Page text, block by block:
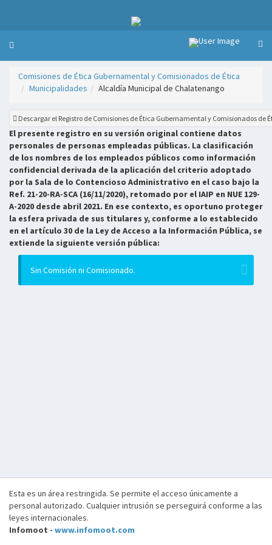
Comisiones de Ética Gubernamental y Comisionados de Ética
Municipalidades
Alcaldía Municipal de Chalatenango
Descargar el Registro de Comisiones de Ética Gubernamental y Comisionados de
El presente registro en su versión original contiene datos
personales de personas empleadas públicas. La clasificación
de los nombres de los empleados públicos como información
confidencial derivada de la aplicación del criterio adoptado
por la Sala de lo Contencioso Administrativo en el caso bajo la
Ref. 21-20-RA-SCA (16/11/2020), retomado por el IAIP en NUE 129-
A-2020 desde abril 2021. En ese contexto, es oportuno proteger
la esfera privada de sus titulares y, conforme a lo establecido
en el artículo 30 de la Ley de Acceso a la Información Pública, se
extiende la siguiente versión pública:
Sin Comisión ni Comisionado.
Esta es un área restringida. Se permite el acceso únicamente a
personal autorizado. Cualquier intrusión se perseguirá conforme a las
leyes internacionales.
Infomoot - www.infomoot.com